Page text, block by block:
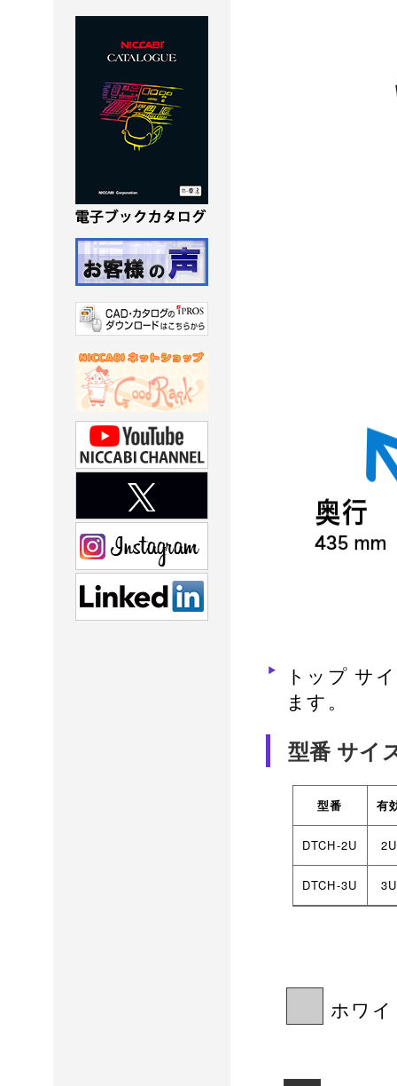
トップ サ
ます。
型番 サイ
型番 有
DTCH-2U 2U
DTCH-3U 3U
ホワ